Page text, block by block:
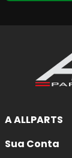
A ALLPARTS
Sua Conta